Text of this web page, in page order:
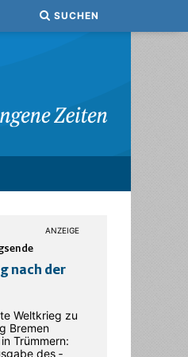
SUCHEN
nach der
Weltkrieg zu
Bremen
Trümmern:
des